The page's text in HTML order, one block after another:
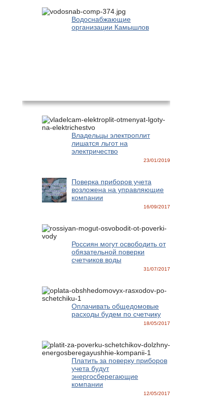
Водоснабжающие
организации Камышлов
Владельцы электроплит
лишатся льгот на
электричество
23/01/2019
Поверка приборов учета
возложена на управляющие
компании
16/09/2017
Россиян могут освободить от
обязательной поверки
счетчиков воды
31/07/2017
Оплачивать общедомовые
расходы будем по счетчику
18/05/2017
Платить за поверку приборов
учета будут
энергосберегающие
компании
12/05/2017